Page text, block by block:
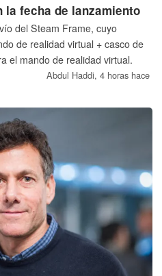
fecha de lanzamiento
del Steam Frame, cuyo
de realidad virtual + casco de
el mando de realidad virtual.
Abdul Haddi, 4 horas hace